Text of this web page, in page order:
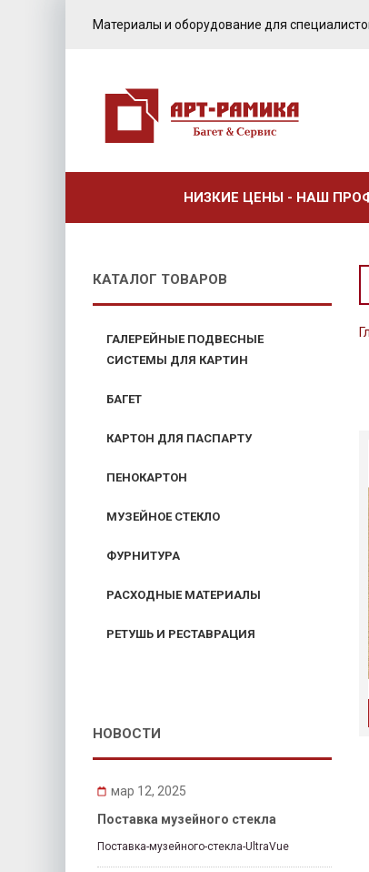
Материалы и оборудование для
НИЗКИЕ ЦЕНЫ - НАШ
КАТАЛОГ ТОВАРОВ
ГАЛЕРЕЙНЫЕ ПОДВЕСНЫЕ
СИСТЕМЫ ДЛЯ КАРТИН
БАГЕТ
КАРТОН ДЛЯ ПАСПАРТУ
ПЕНОКАРТОН
МУЗЕЙНОЕ СТЕКЛО
ФУРНИТУРА
РАСХОДНЫЕ МАТЕРИАЛЫ
РЕТУШЬ И РЕСТАВРАЦИЯ
НОВОСТИ
мар 12, 2025
Поставка музейного стекла
Поставка-музейного-стекла-UltraVue